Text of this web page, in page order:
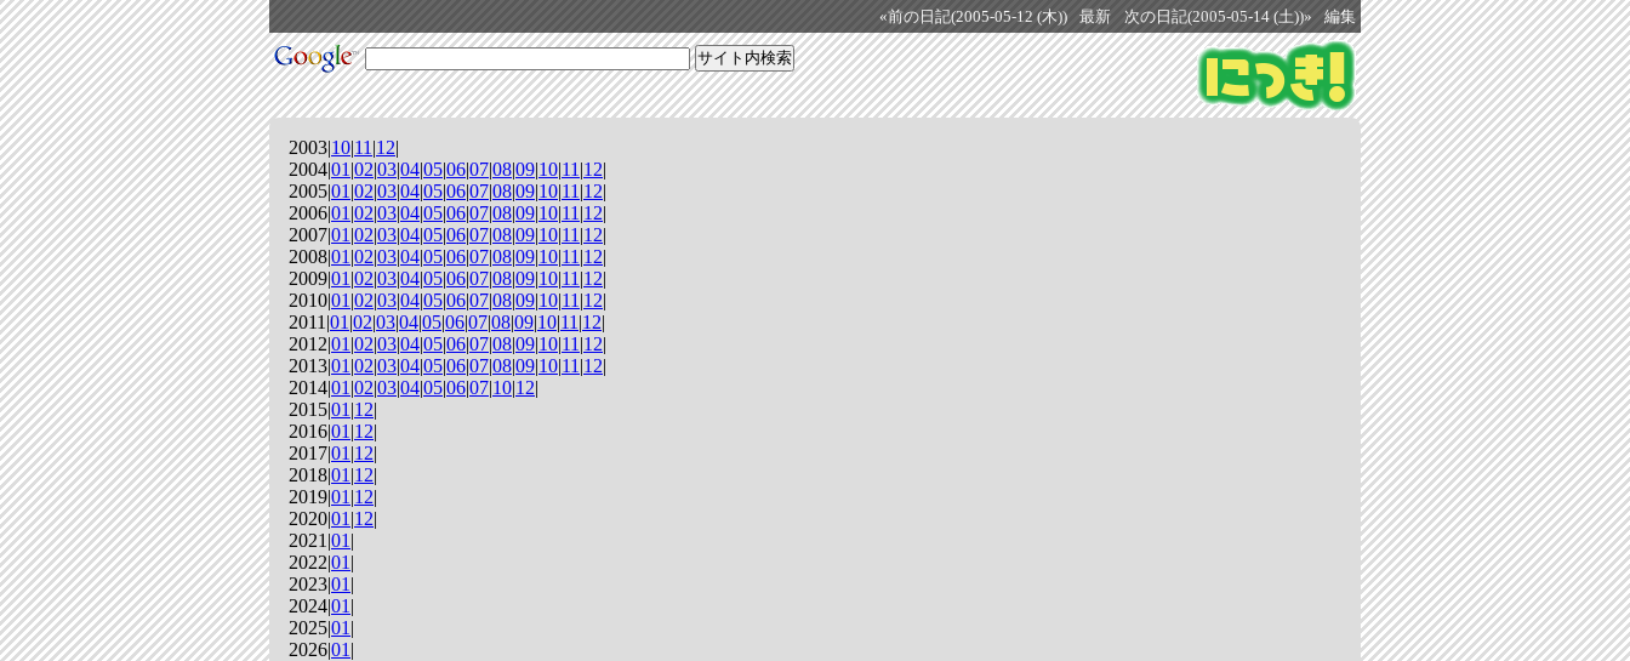
«前の日記(2005-05-12 (木)) 最新 次の日記(2005-05-14 (土))» 編集
2003|10|11 |12|
2004|01 |02|03|04|05|06|07|08|09|10|11 |12|
2005|01 |02|03|04|05|06|07|08|09|10|11 |12|
2006|01 |02|03|04|05|06|07|08|09|10|11 |12|
2007|01 |02|03|04|05|06|07|08|09|10|11 |12|
2008|01 |02|03|04|05|06|07|08|09|10|11 |12|
2009|01 |02|03|04|05|06|07|08|09|10|11 |12|
2010|01 |02|03|04|05|06|07|08|09|10|11 |12|
2011|01 |02|03|04|05|06|07|08|09|10|11 |12|
2012|01 |02|03|04|05|06|07|08|09|10|11 |12|
2013|01 |02|03|04|05|06|07|08|09|10|11 |12|
2014|01 |02|03|04|05|06|07|10|12|
2015|01 |12|
2016|01 |12|
2017|01 |12|
2018|01 |12|
2019|01 |12|
2020|01 |12|
2021|01 |
2022|01 |
2023|01 |
2024|01 |
2025|01 |
2026|01 |